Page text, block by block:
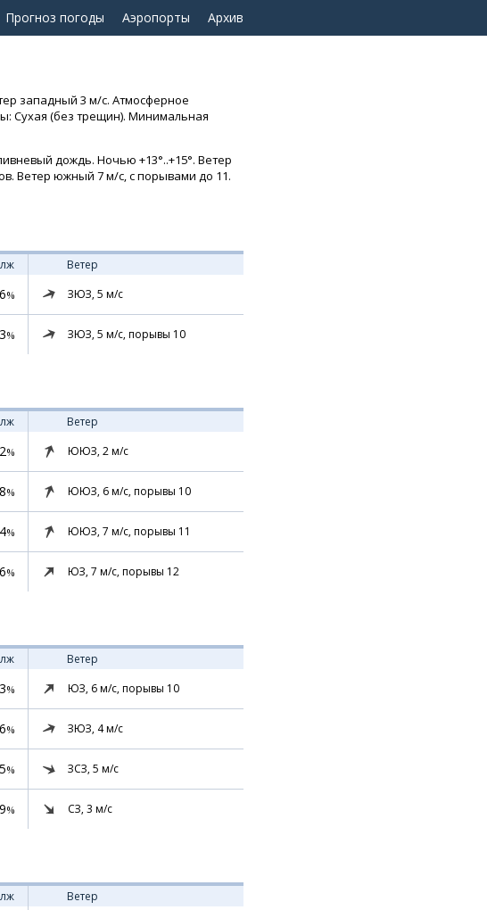
Прогноз погоды Аэропорты Архив
западный 3 м/с. Атмосферное
Сухая (без трещин). Минимальная
дождь. Ночью +13°..+15°. Ветер
Ветер южный 7 м/с, с порывами до 11.
Ветер
% ЗЮЗ, 5 м/с
% ЗЮЗ, 5 м/с, порывы 10
Ветер
% ЮЮЗ, 2м/с
% ЮЮЗ, 6м/с, порывы 10
% ЮЮЗ, 7 м/с, порывы 11
% ЮЗ, 7 м/с, порывы 12
Ветер
% ЮЗ, 6м/с, порывы 10
% ЗЮЗ, 4м/с
% ЗСЗ, 5 м/с
% СЗ, 3 м/с
Ветер